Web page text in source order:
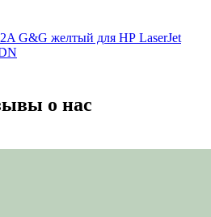
G&G желтый для НР LaserJet
о нас